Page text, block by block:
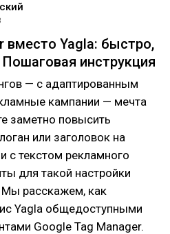
вместо Yagla: быстро,
инструкция
— с адаптированным
кампании — мечта
заметно повысить
или заголовок на
с текстом рекламного
для такой настройки
Мы расскажем, как
Yagla общедоступными
Google Tag Manager.